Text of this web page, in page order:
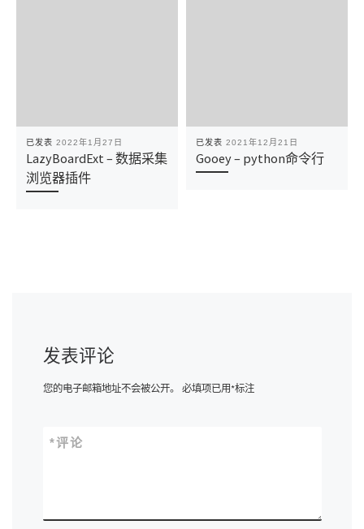
已发表 2022年1月27日
LazyBoardExt – 数据采集
浏览器插件
已发表 2021年12月21日
Gooey – python命令行
发表评论
您的电子邮箱地址不会被公开。 必填项已用*标注
评论
*